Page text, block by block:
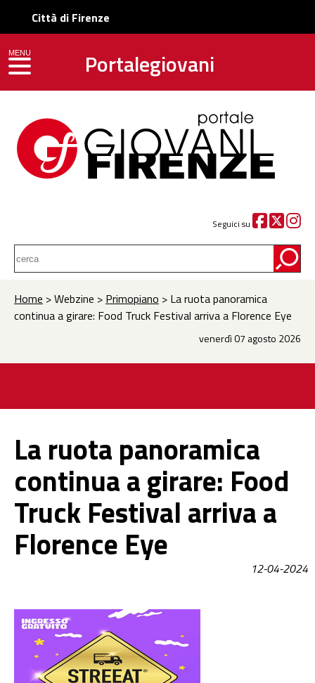
Città di Firenze
Portalegiovani
Seguici su
MENU
toggle navigation
Home > Webzine > Primopiano > La ruota panoramica
continua a girare: Food Truck Festival arriva a Florence Eye
venerdì 07 agosto 2026
La ruota panoramica
continua a girare: Food
Truck Festival arriva a
Florence Eye
12-04-2024